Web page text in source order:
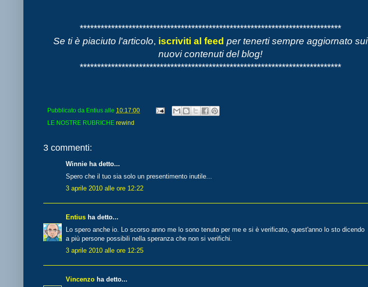
***************************************************************************
Se ti è piaciuto l'articolo, iscriviti al feed per tenerti sempre aggiornato sui
nuovi contenuti del blog!
***************************************************************************
Pubblicato da Entius alle 10:17:00
LE NOSTRE RUBRICHE rewind
3 commenti:
Winnie ha detto...
Spero che il tuo sia solo un presentimento inutile...
3 aprile 2010 alle ore 12:22
Entius ha detto...
Lo spero anche io. Lo scorso anno me lo sono tenuto per me e si è verificato, quest'anno lo sto dicendo
a più persone possibili nella speranza che non si verifichi.
3 aprile 2010 alle ore 12:25
Vincenzo ha detto...